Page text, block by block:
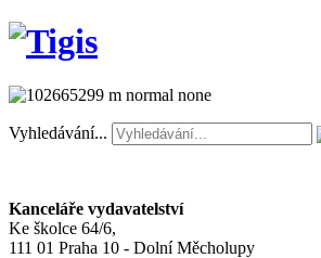
Vyhledávání...
Kanceláře vydavatelství
Ke školce 64/6,
111 01 Praha 10 - Dolní Měcholupy